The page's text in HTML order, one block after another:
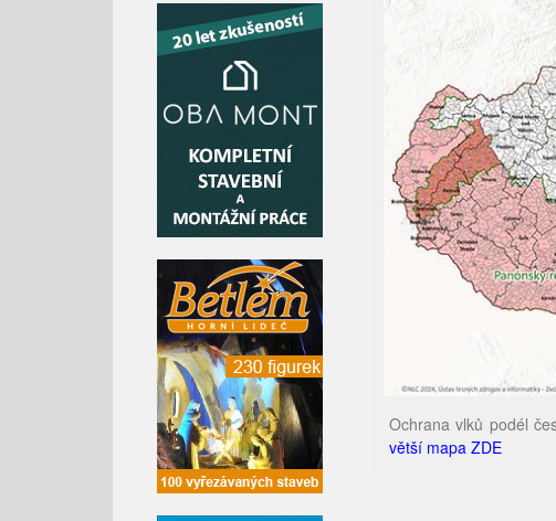
Ochrana vlků podél
větší mapa ZDE